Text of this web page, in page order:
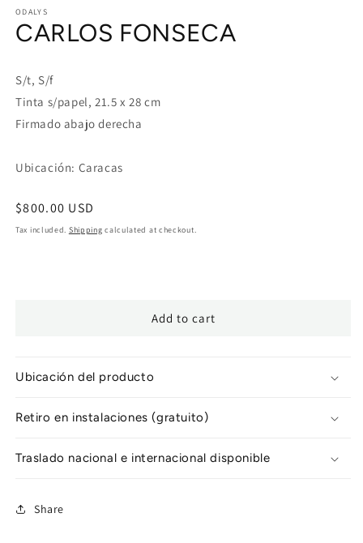
1
in
modal
ODALYS
CARLOS FONSECA
S/t, S/f
Tinta s/papel, 21.5 x 28 cm
Firmado abajo derecha
Ubicación: Caracas
Regular
price
$800.00 USD
Tax included. Shipping calculated at checkout.
Add to cart
Ubicación del producto
Retiro en instalaciones (gratuito)
Traslado nacional e internacional disponible
Share